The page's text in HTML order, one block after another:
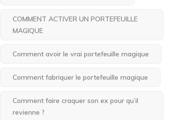
COMMENT ACTIVER UN PORTEFEUILLE
MAGIQUE
Comment avoir le vrai portefeuille magique
Comment fabriquer le portefeuille magique
Comment faire craquer son ex pour qu’il
revienne ?